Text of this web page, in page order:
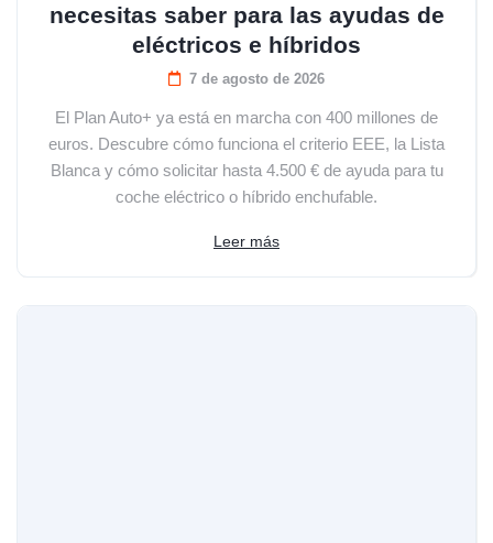
necesitas saber para las ayudas de
eléctricos e híbridos
7 de agosto de 2026
El Plan Auto+ ya está en marcha con 400 millones de
euros. Descubre cómo funciona el criterio EEE, la Lista
Blanca y cómo solicitar hasta 4.500 € de ayuda para tu
coche eléctrico o híbrido enchufable.
Leer más